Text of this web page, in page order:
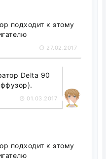
подходит к этому
27.02.2017
Delta 90
01.03.2017
подходит к этому